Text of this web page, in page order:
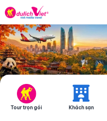
Tour trọn gói Khách sạn